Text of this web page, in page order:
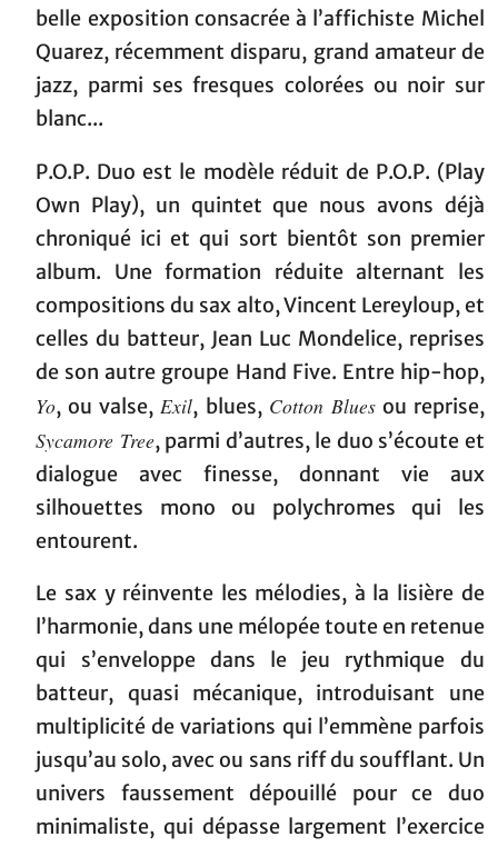
belle exposition consacrée à l’affichiste Michel
Quarez, récemment disparu, grand amateur de
jazz, parmi ses fresques colorées ou noir sur
blanc...
P.O.P. Duo est le modèle réduit de P.O.P. (Play
Own Play), un quintet que nous avons déjà
chroniqué ici et qui sort bientôt son premier
album. Une formation réduite alternant les
compositions du sax alto, Vincent Lereyloup, et
celles du batteur, Jean Luc Mondelice, reprises
de son autre groupe Hand Five. Entre hip-hop,
Yo, ou valse,Exil, blues, Cotton Bluesou reprise,
Sycamore Tree, parmi d’autres, le duo s’écoute et
dialogue avec finesse, donnant vie aux
silhouettes mono ou polychromes qui les
entourent.
Le sax y réinvente les mélodies, à la lisière de
l’harmonie, dans une mélopée toute en retenue
qui s’enveloppe dans le jeu rythmique du
batteur, quasi mécanique, introduisant une
multiplicité de variations qui l’emmène parfois
jusqu’au solo, avec ou sans riff du soufflant. Un
univers faussement dépouillé pour ce duo
minimaliste, qui dépasse largement l’exercice